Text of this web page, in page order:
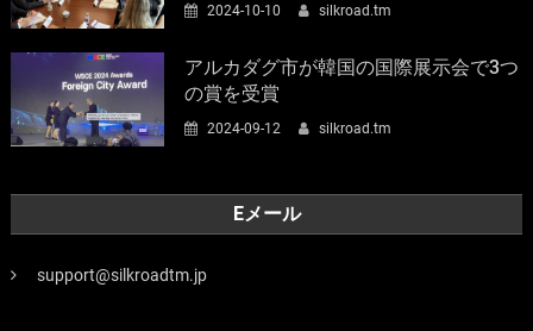
2024-10-10 silkroad.tm
アルカダグ市が韓国の国際展示会で3つ
の賞を受賞
2024-09-12 silkroad.tm
Eメール
support@silkroadtm.jp